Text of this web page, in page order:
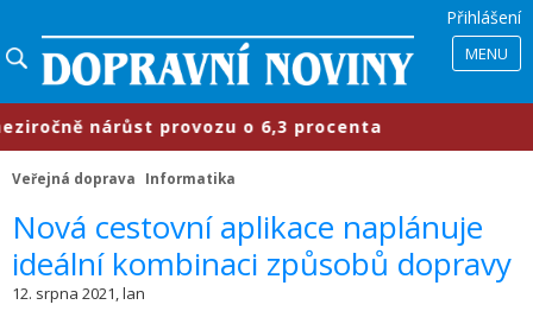
Přihlášení
MENU
nárůst provozu o 6,3 procenta
Veřejná doprava Informatika
​Nová cestovní aplikace naplánuje
ideální kombinaci způsobů dopravy
12. srpna 2021, lan